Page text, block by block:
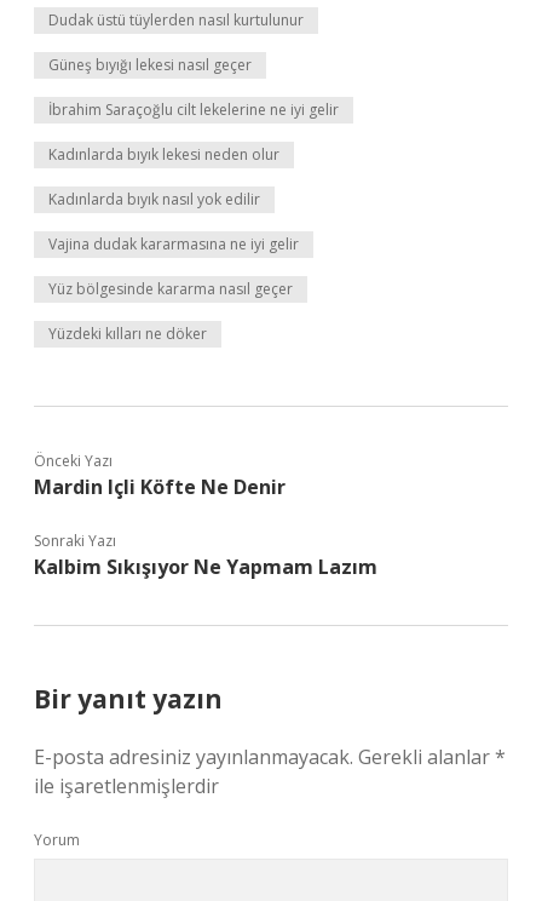
Dudak üstü tüylerden nasıl kurtulunur
Güneş bıyığı lekesi nasıl geçer
İbrahim Saraçoğlu cilt lekelerine ne iyi gelir
Kadınlarda bıyık lekesi neden olur
Kadınlarda bıyık nasıl yok edilir
Vajina dudak kararmasına ne iyi gelir
Yüz bölgesinde kararma nasıl geçer
Yüzdeki kılları ne döker
Önceki Yazı
Mardin Içli Köfte Ne Denir
Sonraki Yazı
Kalbim Sıkışıyor Ne Yapmam Lazım
Bir yanıt yazın
E-posta adresiniz yayınlanmayacak. Gerekli alanlar*
ile işaretlenmişlerdir
Yorum